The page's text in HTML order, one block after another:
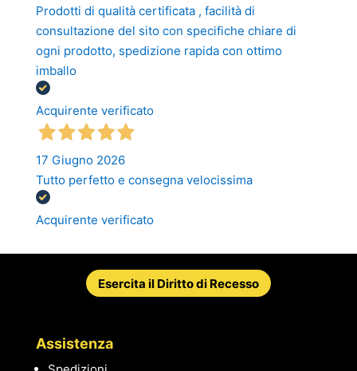
Prodotti di qualità certificata , facilità di
consultazione del sito con specifiche chiare di
ogni prodotto, spedizione rapida con ottimo
imballo
Acquirente verificato
17 Giugno 2026
Tutto perfetto e consegna velocissima
Acquirente verificato
Esercita il Diritto di Recesso
Assistenza